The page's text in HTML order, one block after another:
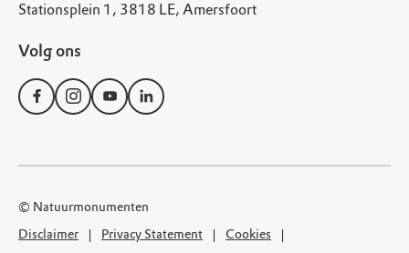
Stationsplein 1, 3818 LE, Amersfoort
Volg ons
© Natuurmonumenten
Disclaimer
Privacy Statement
Cookies